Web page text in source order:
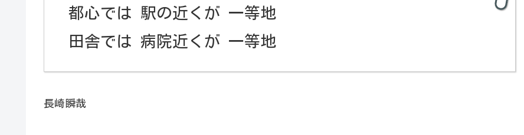
都心では 駅の近くが 一等地
田舎では 病院近くが 一等地
長崎瞬哉